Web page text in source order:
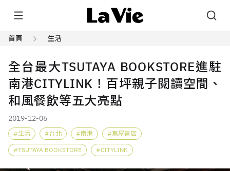
首頁 生活
全台最大TSUTAYA BOOKSTORE進駐
南港CITYLINK！百坪親子閱讀空間、
和風餐飲等五大亮點
2019-12-06
生活 台北 南港 蔦屋書店
TSUTAYA BOOKSTORE CITYLINK